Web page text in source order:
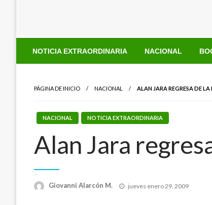
NOTICIA EXTRAORDINARIA NACIONAL
PÁGINA DE INICIO NACIONAL ALAN JARA REGRESA DE LA
NACIONAL NOTICIA EXTRAORDINARIA
Alan Jara
Giovanni Alarcón M.
Publicado
jueves enero 29, 2009